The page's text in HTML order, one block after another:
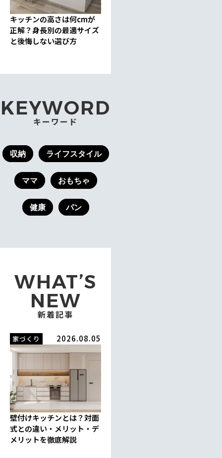
キッチンの高さは何cmが
正解？身長別の最適サイズ
と後悔しない選び方
KEYWORD
キーワード
収納 ライフスタイル
ママ おもちゃ
健康 パン
WHAT’S
NEW
新着記事
家づくり 2026.08.05
壁付けキッチンとは？対面
式との違い・メリット・デ
メリットを徹底解説